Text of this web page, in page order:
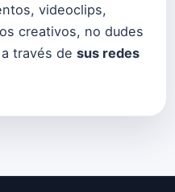
videoclips,
creativos, no dudes
través de sus redes